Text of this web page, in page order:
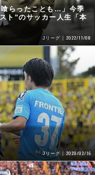
らったことも…」今季
ト”のサッカー人生「本
Jリーグ 2022/11/08
Jリーグ 2020/02/16